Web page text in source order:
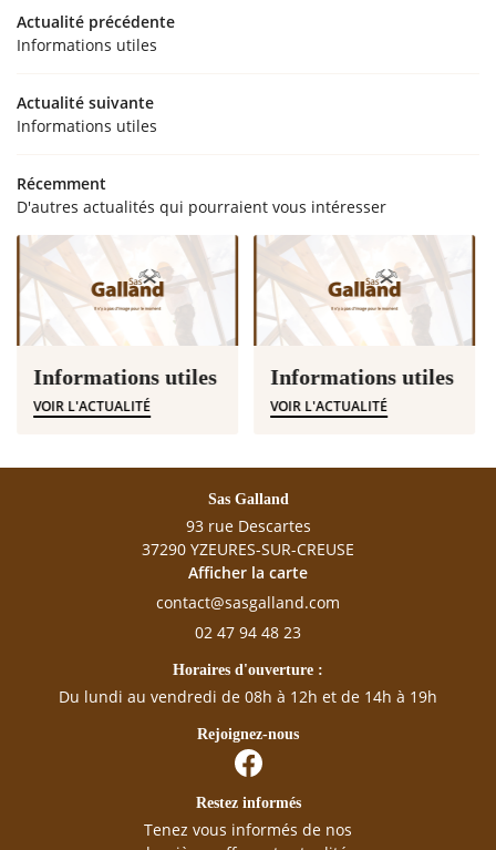
RENOUVELABLES
ACTUALITÉS
Inscription
Actualité précédente
Informations utiles
Actualité suivante
Informations utiles
Récemment
D'autres actualités qui pourraient vous intéresser
Informations utiles
VOIR L'ACTUALITÉ
Informations utiles
VOIR L'ACTUALITÉ
Sas Galland
93 rue Descartes
37290 YZEURES-SUR-CREUSE
Afficher la carte
02 47 94 48 23
Horaires d'ouverture :
Du lundi au vendredi de 08h à 12h et de 14h à 19h
Rejoignez-nous
Restez informés
Tenez vous informés de nos